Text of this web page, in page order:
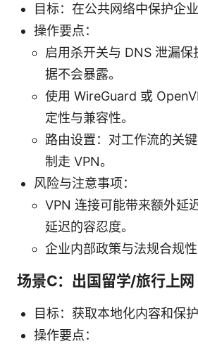
目标：在公共网络中保护企
操作要点：
启用杀开关与 DNS 泄漏保
据不会暴露。
使用 WireGuard 或
定性与兼容性。
路由设置：对工作流的关
制走 VPN。
风险与注意事项：
VPN 连接可能带来额外延
延迟的容忍度。
企业内部政策与法规合规性
场景C：出国留学/旅行上网
目标：获取本地化内容和保护
操作要点：